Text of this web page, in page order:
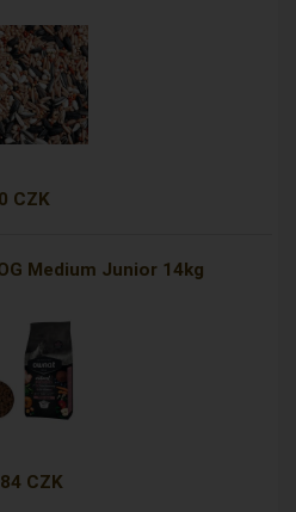
CZK
Medium Junior 14kg
CZK